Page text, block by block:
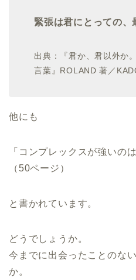
緊張は君にとっての、
出典：『君か、君以外か
言葉』ROLAND 著／
他にも
「コンプレックスが強いの
（50ページ）
と書かれています。
どうでしょうか。
今までに出会ったことのな
か。